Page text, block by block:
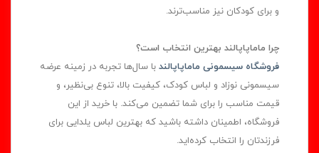
و برای کودکان نیز مناسب‌ترند.
چرا ماماپاپالند بهترین انتخاب است؟
فروشگاه سیسمونی ماماپاپالند با سال‌ها تجربه در زمینه عرضه
سیسمونی نوزاد و لباس کودک، کیفیت بالا، تنوع بی‌نظیر، و
قیمت مناسب را برای شما تضمین می‌کند. با خرید از این
فروشگاه، اطمینان داشته باشید که بهترین لباس یلدایی برای
فرزندتان را انتخاب کرده‌اید.